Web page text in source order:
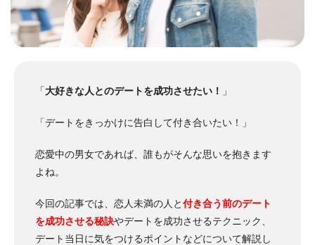
「大好きな人とのデートを成功させたい！ 」
「デートをきっかけに告白して付き合いたい！」
恋愛中の男女であれば、誰もがそんな思いを抱きます
よね。
今回の記事では、恋人未満の人と付き合う前のデート
を成功させる秘訣やデートを成功させるテクニック、
デート当日に気をつけるポイントなどについて解説し